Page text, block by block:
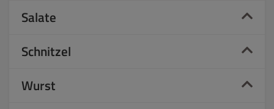
Salate
Schnitzel
Wurst